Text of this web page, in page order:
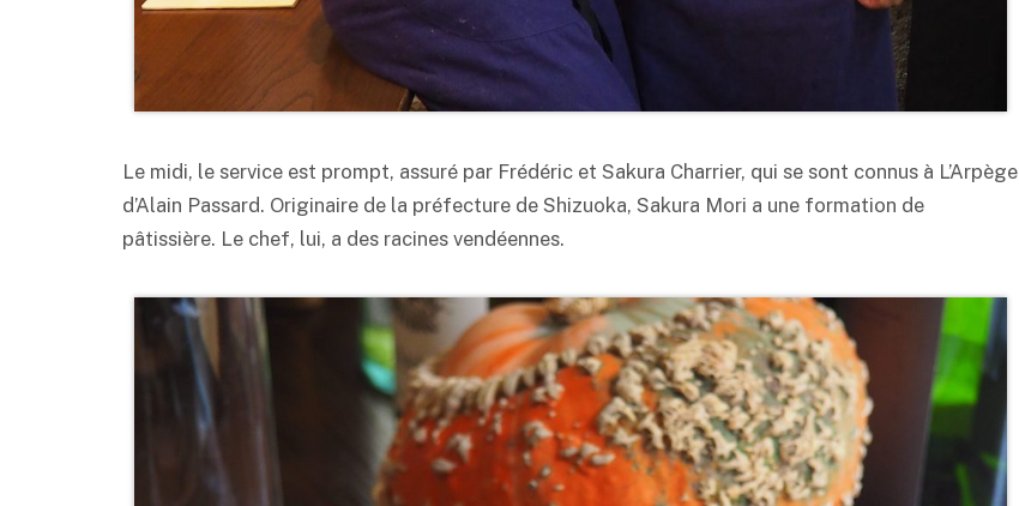
Le midi, le service est prompt, assuré par Frédéric et Sakura Charrier, qui se sont connus à L’Arpège
d’Alain Passard. Originaire de la préfecture de Shizuoka, Sakura Mori a une formation de
pâtissière. Le chef, lui, a des racines vendéennes.